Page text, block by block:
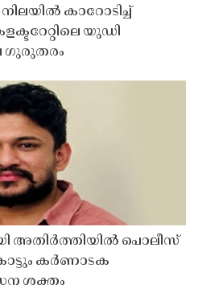
കാറോടിച്ച്
യുഡി
ഗുരുതരം
അതിർത്തിയിൽ പൊലീസ്
കർണാടക
ശക്തം